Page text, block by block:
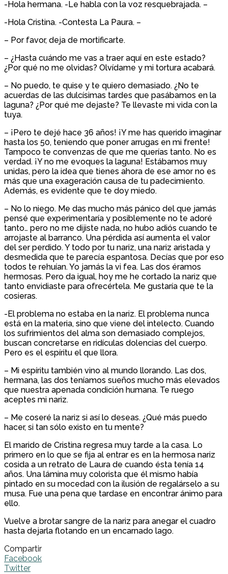
-Hola hermana. -Le habla con la voz resquebrajada. –
-Hola Cristina. -Contesta La Paura. –
– Por favor, deja de mortificarte.
– ¿Hasta cuándo me vas a traer aquí en este estado?
¿Por qué no me olvidas? Olvídame y mi tortura acabará.
– No puedo, te quise y te quiero demasiado. ¿No te
acuerdas de las dulcísimas tardes que pasábamos en la
laguna? ¿Por qué me dejaste? Te llevaste mi vida con la
tuya.
– ¡Pero te dejé hace 36 años! ¡Y me has querido imaginar
hasta los 50, teniendo que poner arrugas en mi frente!
Tampoco te convenzas de que me querías tanto. No es
verdad. ¡Y no me evoques la laguna! Estábamos muy
unidas, pero la idea que tienes ahora de ese amor no es
más que una exageración causa de tu padecimiento.
Además, es evidente que te doy miedo.
– No lo niego. Me das mucho más pánico del que jamás
pensé que experimentaría y posiblemente no te adoré
tanto… pero no me dijiste nada, no hubo adiós cuando te
arrojaste al barranco. Una pérdida así aumenta el valor
del ser perdido. Y todo por tu nariz, una nariz aristada y
desmedida que te parecía espantosa. Decías que por eso
todos te rehuían. Yo jamás la vi fea. Las dos éramos
hermosas. Pero da igual, hoy me he cortado la nariz que
tanto envidiaste para ofrecértela. Me gustaría que te la
cosieras.
-El problema no estaba en la nariz. El problema nunca
está en la materia, sino que viene del intelecto. Cuando
los sufrimientos del alma son demasiado complejos,
buscan concretarse en ridículas dolencias del cuerpo.
Pero es el espíritu el que llora.
– Mi espíritu también vino al mundo llorando. Las dos,
hermana, las dos teníamos sueños mucho más elevados
que nuestra apenada condición humana. Te ruego
aceptes mi nariz.
– Me coseré la nariz si así lo deseas. ¿Qué más puedo
hacer, si tan sólo existo en tu mente?
El marido de Cristina regresa muy tarde a la casa. Lo
primero en lo que se fija al entrar es en la hermosa nariz
cosida a un retrato de Laura de cuando ésta tenía 14
años. Una lámina muy colorista que él mismo había
pintado en su mocedad con la ilusión de regalárselo a su
musa. Fue una pena que tardase en encontrar ánimo para
ello.
Vuelve a brotar sangre de la nariz para anegar el cuadro
hasta dejarla flotando en un encarnado lago.
Compartir
Facebook
Twitter